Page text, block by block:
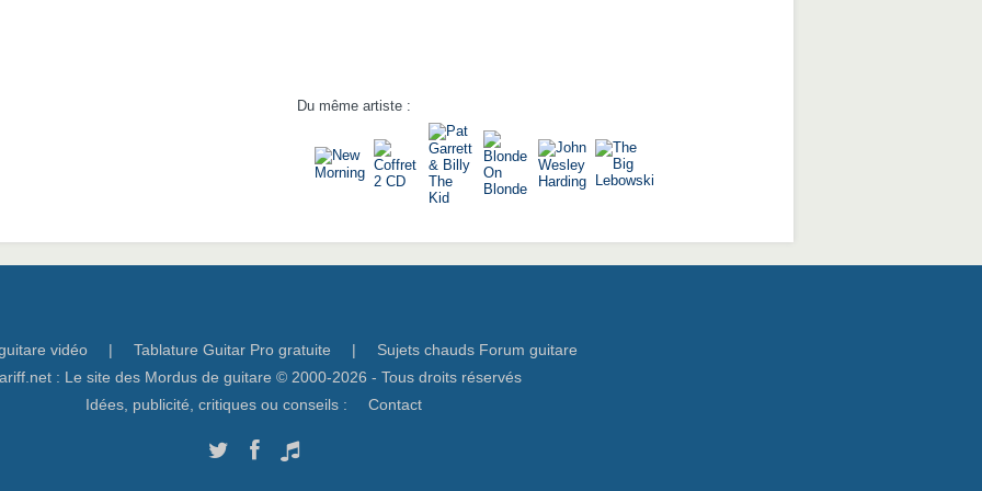
Du même artiste :
vidéo | Tablature Guitar Pro gratuite |
Sujets chauds Forum guitare
: Le site des Mordus de guitare © 2000-2026 - Tous droits réservés
Idées, publicité, critiques ou conseils :
Contact